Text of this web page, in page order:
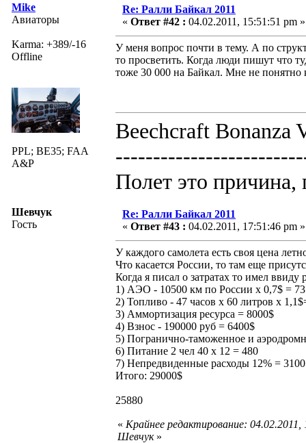
Mike
Авиаторы
Karma: +389/-16
Offline
PPL; BE35; FAA
A&P
Re: Ралли Байкал 2011
« Ответ #42 : 04.02.2011, 15:51:51 pm »
У меня вопрос почти в тему. А по
то просветить. Когда люди пишут что
тоже 30 000 на Байкал. Мне не понятно
Beechcraft Bonanza
Полет это причина,
Шевчук
Гость
Re: Ралли Байкал 2011
« Ответ #43 : 04.02.2011, 17:51:46 pm »
У каждого самолета есть своя цена
Что касается России, то там еще
Когда я писал о затратах то имел ввиду
1) АЭО - 10500 км по России х 0,7$ =
2) Топливо - 47 часов х 60 литров х
3) Аммортизация ресурса = 8000$
4) Взнос - 190000 руб = 6400$
5) Погранично-таможенное и
6) Питание 2 чел 40 х 12 = 480
7) Непредвиденные расходы 12% = 3100
Итого: 29000$
25880
« Крайнее редактирование:
Шевчук»